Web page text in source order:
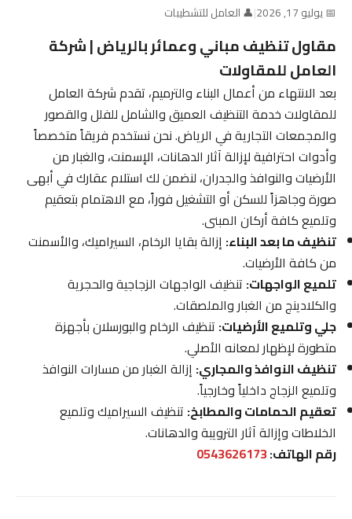
📅 يوليو 17, 2026 |👤 العامل للتشطيبات
مقاول تنظيف مباني وعمائر بالرياض | شركة
العامل للمقاولات
بعد الانتهاء من أعمال البناء والترميم، تقدم شركة العامل
للمقاولات خدمة التنظيف العميق والشامل للفلل والقصور
والمجمعات التجارية في الرياض. نحن نستخدم فريقاً متخصصاً
وأدوات احترافية لإزالة آثار الدهانات، الإسمنت، والغبار من
الأرضيات والنوافذ والجدران، لنضمن لك استلام عقارك في أبهى
صورة وجاهزاً للسكن أو التشغيل فوراً، مع الاهتمام بتعقيم
وتلميع كافة أركان المبنى.
تنظيف ما بعد البناء:إزالة بقايا الرخام، السيراميك، والأسمنت
من كافة الأرضيات.
تلميع الواجهات:تنظيف الواجهات الزجاجية والحجرية
والكلادينج من الغبار والملصقات.
جلي وتلميع الأرضيات:تنظيف الرخام والبورسلان بأجهزة
متطورة لإظهار لمعانه الأصلي.
تنظيف النوافذ والمجاري:إزالة الغبار من مسارات النوافذ
وتلميع الزجاج داخلياً وخارجياً.
تعقيم الحمامات والمطابخ:تنظيف السيراميك وتلميع
الخلاطات وإزالة آثار الترويبة والدهانات.
رقم الهاتف:0543626173